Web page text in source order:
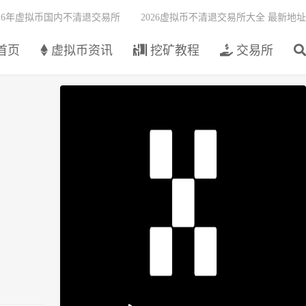
页 虚拟币资讯 挖矿教程 交易所
年虚拟币国内不清退交易所 2026虚拟币不清退交易所大全 最新地址